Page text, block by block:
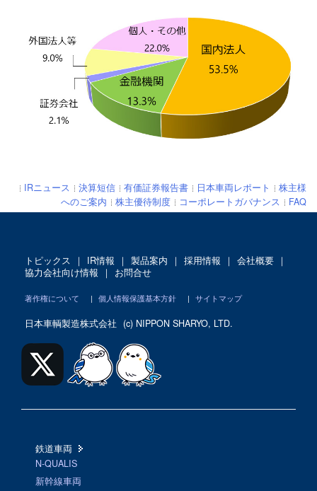
IRニュース 決算短信 有価証券報告書 日本車両レポート
株主様
へのご案内
株主優待制度 コーポレートガバナンス FAQ
トピックス ｜ IR情報 ｜ 製品案内 ｜ 採用情報 ｜ 会社概要
｜
協力会社向け情報
｜ お問合せ
著作権について | 個人情報保護基本方針 | サイトマップ
日本車輌製造株式会社 (c) NIPPON SHARYO, LTD.
鉄道車両
N-QUALIS
新幹線車両